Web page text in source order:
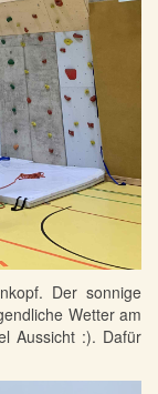
Der sonnige
Wetter am
Aussicht :). Dafür